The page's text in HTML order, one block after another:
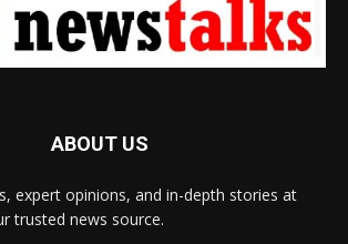
ABOUT US
expert opinions, and in-depth stories at
trusted news source.